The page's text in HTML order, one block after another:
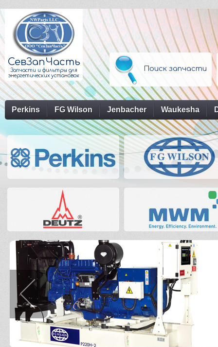
СевЗапЧасть
Запчасти и фильтры для
энергетических установок
Поиск запчасти
Perkins FG Wilson Jenbacher Waukesha